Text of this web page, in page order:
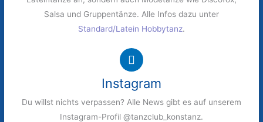
Salsa und Gruppentänze. Alle Infos dazu unter
Standard/Latein Hobbytanz.
Instagram
Du willst nichts verpassen? Alle News gibt es auf unserem
Instagram-Profil @tanzclub_konstanz.